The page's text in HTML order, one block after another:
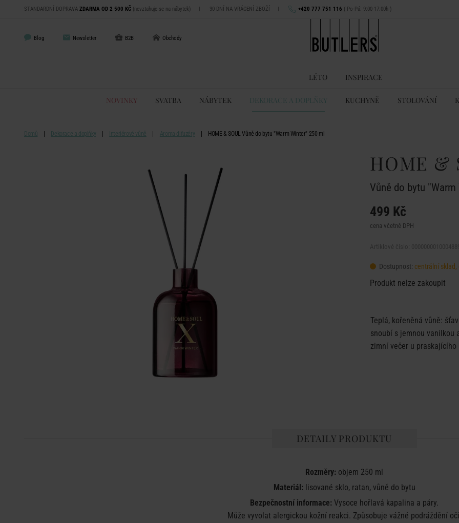
STANDARDNÍ DOPRAVA ZDARMA OD 2 500 KČ (nevztahuje se na nábytek) | 30 DNÍ NA VRÁCENÍ ZBOŽÍ | +420 777 751 116 ( Po-Pá: 9:00-17:00h )
Blog Newsletter B2B Obchody
LÉTO INSPIRACE
NOVINKY SVATBA NÁBYTEK DEKORACE A DOPLŇKY KUCHYNĚ STOLOVÁNÍ
Domů Dekorace a doplňky Interiérové vůně Aroma difuzéry HOME & SOUL Vůně do bytu "Warm Winter" 250 ml
HOME &
Vůně do bytu "Warm
499 Kč
cena včetně DPH
Dostupnost: centrální
Produkt nelze zakoupit
Teplá, kořeněná vůně:
snoubí s jemnou vanilkou
zimní večer u
DETAILY PRODUKTU
Rozměry: objem 250 ml
Materiál:lisované sklo, ratan, vůně do bytu
Bezpečnostní informace: Vysoce hořlavá kapalina a páry.
Může vyvolat alergickou kožní reakci. Způsobuje vážné podráždění